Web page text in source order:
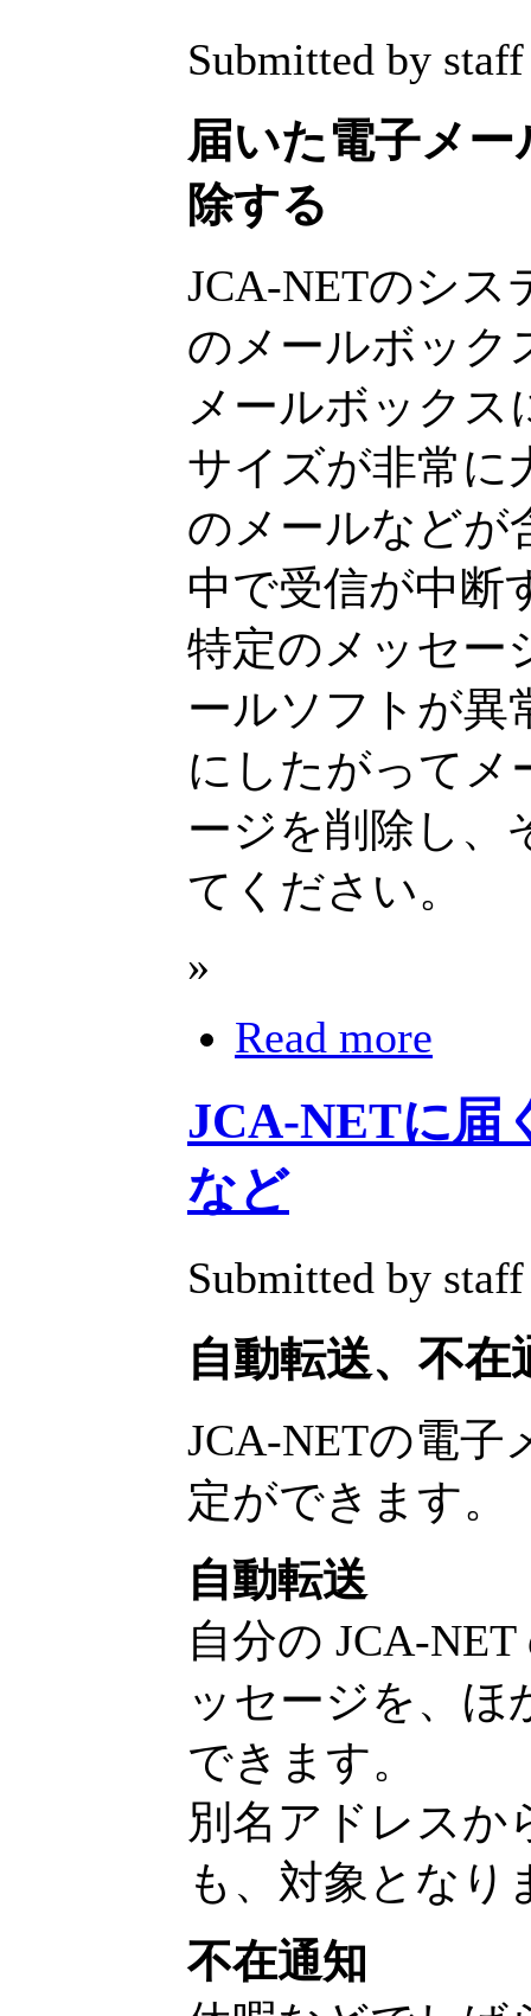
Submitted by
届いた電子メ
除する
JCA-NETのシス
のメールボック
メールボックス
サイズが非常に
のメールなどが
中で受信が中断
特定のメッセー
ールソフトが異
にしたがってメ
ージを削除し、
てください。
»
Read more
JCA-NETに届
など
Submitted by
自動転送、不
JCA-NETの電子
定ができます。
自動転送
自分の JCA-
ッセージを、ほ
できます。
別名アドレスか
も、対象となり
不在通知